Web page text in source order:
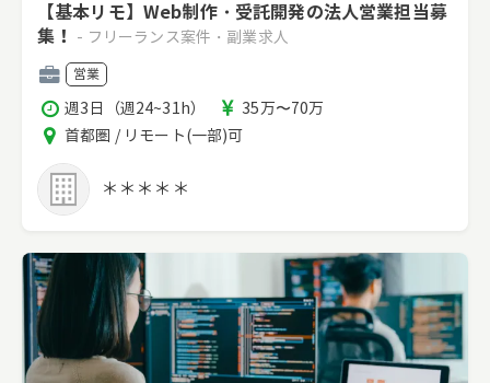
【基本リモ】Web制作・受託開発の法人営業担当募
集！
- フリーランス案件・副業求人
職
種
営業
稼
働
時
間
週3日（週24~31h）
報
酬
35万〜70万
エ
ア
首都圏 / リモート(一部)可
＊＊＊＊＊